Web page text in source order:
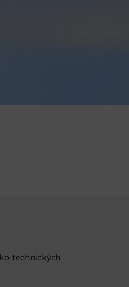
technických